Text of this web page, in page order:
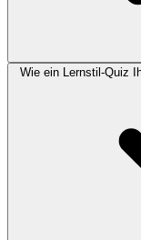
Wie ein Lernstil-Quiz